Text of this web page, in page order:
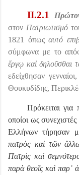
II.2.1
στον Πατριωτισμό
1821
όπωςαυτό
σύμφωνα με το
ἔργῳ καὶ δηλοῦσθαι
εδείχθησαν
Θουκυδίδης,
Πρόκειται
οποίοι ως
Ελλήνων τήρησαν
πατρὸς καὶ τῶν
Πατρὶς καὶ
παρὰ θεοῖς καὶ παρ᾿